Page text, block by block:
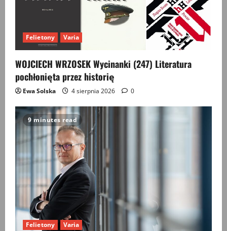
Felietony Varia
WOJCIECH WRZOSEK Wycinanki (247) Literatura
pochłonięta przez historię
Ewa Solska 4 sierpnia 2026 0
9 minutes read
Felietony Varia